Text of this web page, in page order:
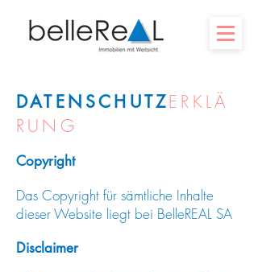
DATENSCHUTZERKLÄ
RUNG
Copyright
Das Copyright für sämtliche Inhalte
dieser Website liegt bei BelleREAL SA
Disclaimer